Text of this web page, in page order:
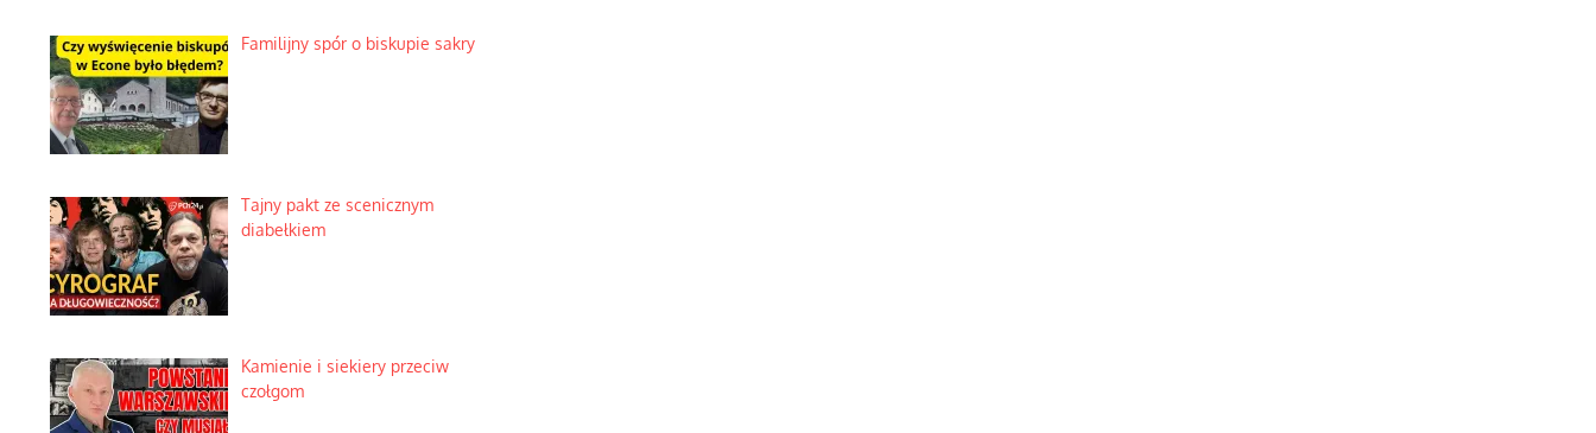
Familijny spór o biskupie sakry
Tajny pakt ze scenicznym
diabełkiem
Kamienie i siekiery przeciw
czołgom